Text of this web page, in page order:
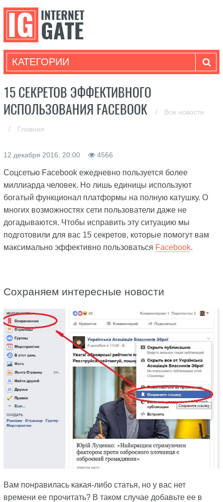
КАТЕГОРИИ
15 СЕКРЕТОВ ЭФФЕКТИВНОГО
ИСПОЛЬЗОВАНИЯ FACEBOOK
/ Все новости
/ Главная
12 декабря 2016, 20:00 4566
Соцсетью Facebook ежедневно пользуется более
миллиарда человек. Но лишь единицы используют
богатый функционал платформы на полную катушку. О
многих возможностях сети пользователи даже не
догадываются. Чтобы исправить эту ситуацию мы
подготовили для вас 15 секретов, которые помогут вам
максимально эффективно пользоваться Facebook.
Сохраняем интересные новости
Вам понравилась какая-либо статья, но у вас нет
времени ее прочитать? В таком случае добавьте ее в